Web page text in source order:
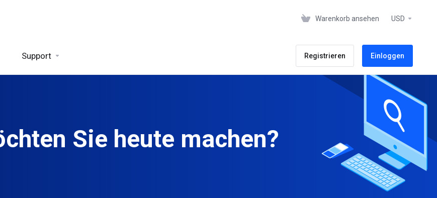
Warenkorb ansehen USD
Support Registrieren Einloggen
Sie heute machen?